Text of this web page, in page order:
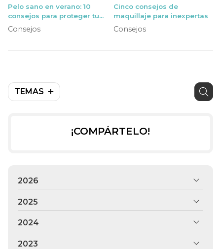
TEMAS
Pelo sano en verano: 10
consejos para proteger tu
melena del sol y el cloro
Consejos
Cinco consejos de
maquillaje para inexpertas
Consejos
¡COMPÁRTELO!
2026
2025
2024
2023